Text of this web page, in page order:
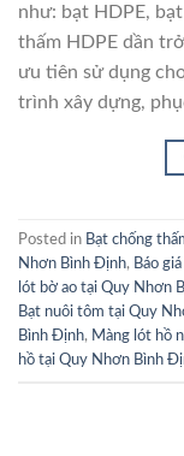
như: bạt HDPE,
thấm HDPE dần
ưu tiên sử dụng
trình xây dựng,
Posted in Bạt chống
Nhơn Bình Định, Báo
lót bờ ao tại Quy Nhơn
Bạt nuôi tôm tại Quy
Bình Định, Màng lót hồ
hồ tại Quy Nhơn Bình